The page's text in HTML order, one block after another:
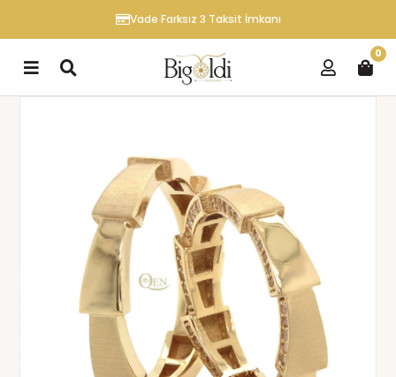
Vade Farksız 3 Taksit İmkanı
0